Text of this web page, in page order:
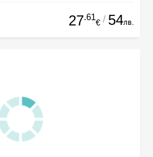
27.61
€ / 54лв.